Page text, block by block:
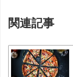
関連記事